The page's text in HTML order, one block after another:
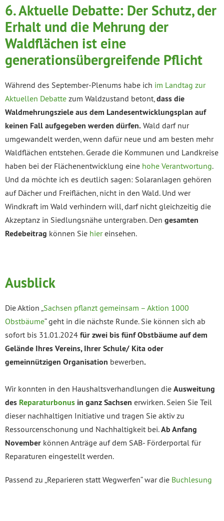
6. Aktuelle Debatte: Der Schutz, der
Erhalt und die Mehrung der
Waldflächen ist eine
generationsübergreifende Pflicht
Während des September-Plenums habe ich im Landtag zur
Aktuellen Debatte zum Waldzustand betont,dass die
Waldmehrungsziele aus dem Landesentwicklungsplan auf
keinen Fall aufgegeben werden dürfen. Wald darf nur
umgewandelt werden, wenn dafür neue und am besten mehr
Waldflächen entstehen. Gerade die Kommunen und Landkreise
haben bei der Flächenentwicklung eine hohe Verantwortung.
Und da möchte ich es deutlich sagen: Solaranlagen gehören
auf Dächer und Freiflächen, nicht in den Wald. Und wer
Windkraft im Wald verhindern will, darf nicht gleichzeitig die
Akzeptanz in Siedlungsnähe untergraben. Den gesamten
Redebeitrag können Sie hiereinsehen.
Ausblick
Die Aktion „Sachsen pflanzt gemeinsam – Aktion 1000
Obstbäume“ geht in die nächste Runde. Sie können sich ab
sofort bis 31.01.2024 für zwei bis fünf Obstbäume auf dem
Gelände Ihres Vereins, Ihrer Schule/ Kita oder
gemeinnützigen Organisation bewerben.
Wir konnten in den Haushaltsverhandlungen die Ausweitung
des Reparaturbonus in ganz Sachsen erwirken. Seien Sie Teil
dieser nachhaltigen Initiative und tragen Sie aktiv zu
Ressourcenschonung und Nachhaltigkeit bei.Ab Anfang
November können Anträge auf dem SAB- Förderportal für
Reparaturen eingestellt werden.
Passend zu „Reparieren statt Wegwerfen“ war die Buchlesung